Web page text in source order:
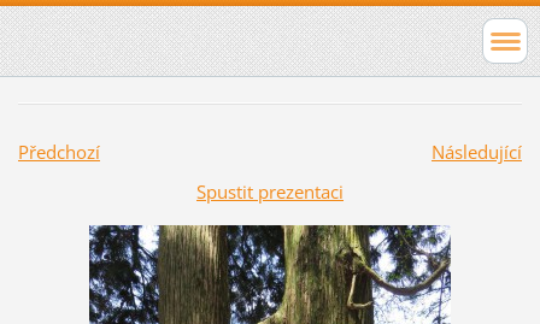
Předchozí
Následující
Spustit prezentaci